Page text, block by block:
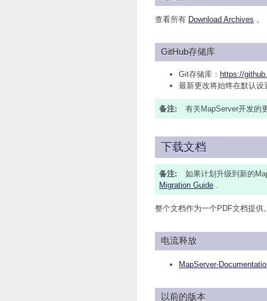
查看所有 Download Archives 。
GitHub存储库
Git存储库： https://
最新更改将始终在默认
备注 有关MapServer开发的
下载文档
备注
如果计划升级到新的
Migration Guide .
整个文档作为一个PDF文档提供
电流释放
MapServer-
以前的版本